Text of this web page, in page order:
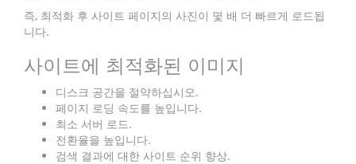
즉, 최적화 후 사이트 페이지의 사진이 몇 배 더 빠르게 로드됩
니다.
사이트에 최적화된 이미지
디스크 공간을 절약하십시오.
페이지 로딩 속도를 높입니다.
최소 서버 로드.
전환율을 높입니다.
검색 결과에 대한 사이트 순위 향상.